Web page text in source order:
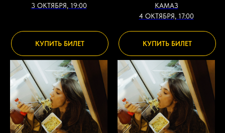
3 ОКТЯБРЯ, 19:00
КУПИТЬ БИЛЕТ
КАМАЗ
4 ОКТЯБРЯ, 17:00
КУПИТЬ БИЛЕТ